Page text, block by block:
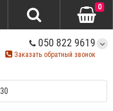
050 822 9619
Заказать обратный звонок
0